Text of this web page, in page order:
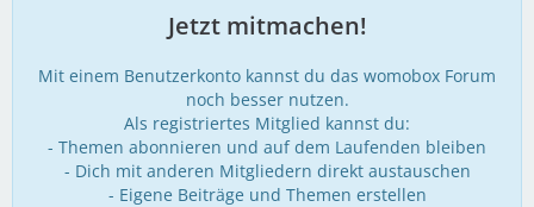
Jetzt mitmachen!
Mit einem Benutzerkonto kannst du das womobox Forum
noch besser nutzen.
Als registriertes Mitglied kannst du:
- Themen abonnieren und auf dem Laufenden bleiben
- Dich mit anderen Mitgliedern direkt austauschen
- Eigene Beiträge und Themen erstellen